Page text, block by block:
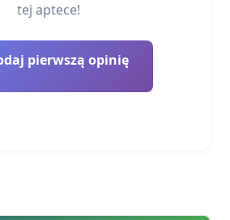
tej aptece!
pierwszą opinię